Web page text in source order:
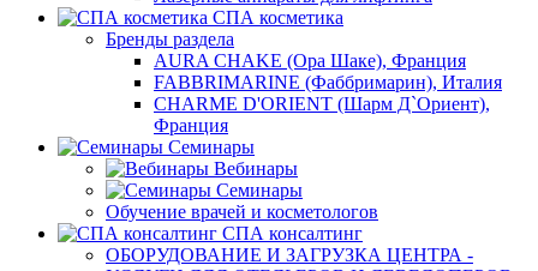
СПА косметика
Бренды раздела
AURA CHAKE (Ора Шаке), Франция
FABBRIMARINE (Фаббримарин), Италия
CHARME D'ORIENT (Шарм Д`Ориент),
Франция
Семинары
Вебинары
Семинары
Обучение врачей и косметологов
СПА консалтинг
ОБОРУДОВАНИЕ И ЗАГРУЗКА ЦЕНТРА -